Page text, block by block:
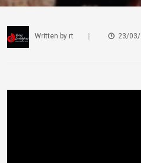
Written by rt 23/